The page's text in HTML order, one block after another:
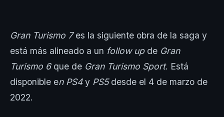
Gran Turismo 7es la siguiente obra de la saga y
está más alineado a un follow upde Gran
Turismo 6que de Gran Turismo Sport. Está
disponible en PS4y PS5desde el 4 de marzo de
2022.